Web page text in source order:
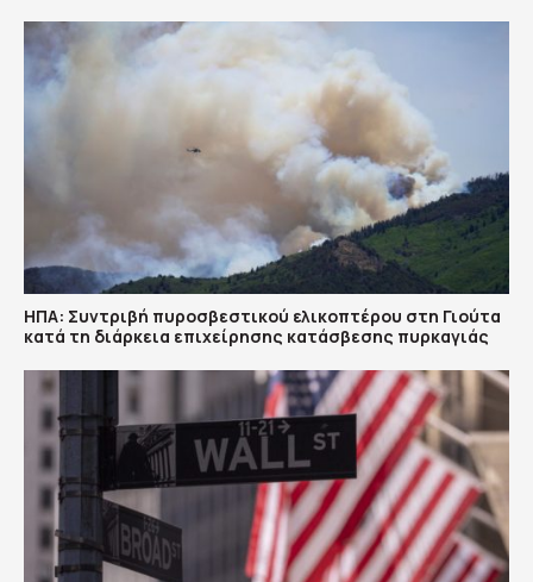
ΗΠΑ: Συντριβή πυροσβεστικού ελικοπτέρου στη Γιούτα
κατά τη διάρκεια επιχείρησης κατάσβεσης πυρκαγιάς